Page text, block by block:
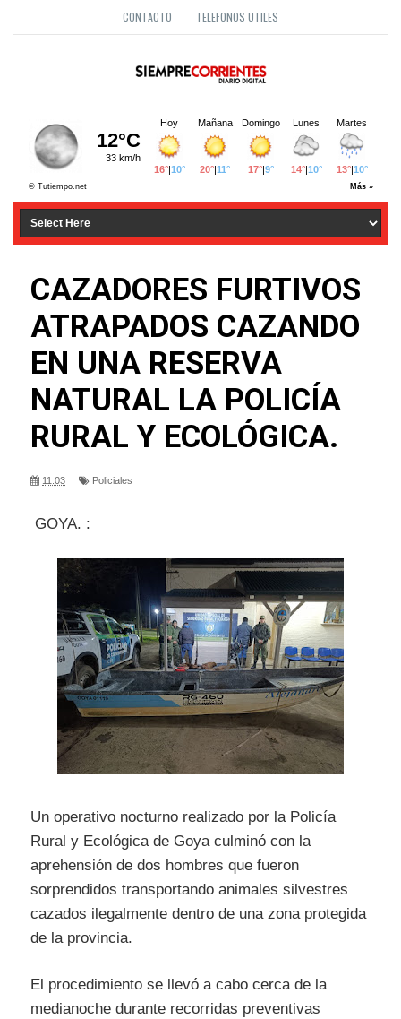
CONTACTO TELEFONOS UTILES
CAZADORES FURTIVOS
ATRAPADOS CAZANDO
EN UNA RESERVA
NATURAL LA POLICÍA
RURAL Y ECOLÓGICA.
11:03 Policiales
GOYA. :
Un operativo nocturno realizado por la Policía
Rural y Ecológica de Goya culminó con la
aprehensión de dos hombres que fueron
sorprendidos transportando animales silvestres
cazados ilegalmente dentro de una zona protegida
de la provincia.
El procedimiento se llevó a cabo cerca de la
medianoche durante recorridas preventivas